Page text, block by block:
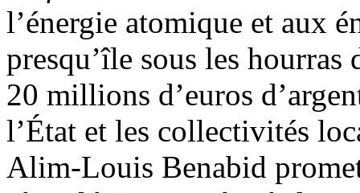
l’énergie atomique et aux
presqu’île sous les
20 millions d’euros
l’État et les collectivités
Alim-Louis Benabid